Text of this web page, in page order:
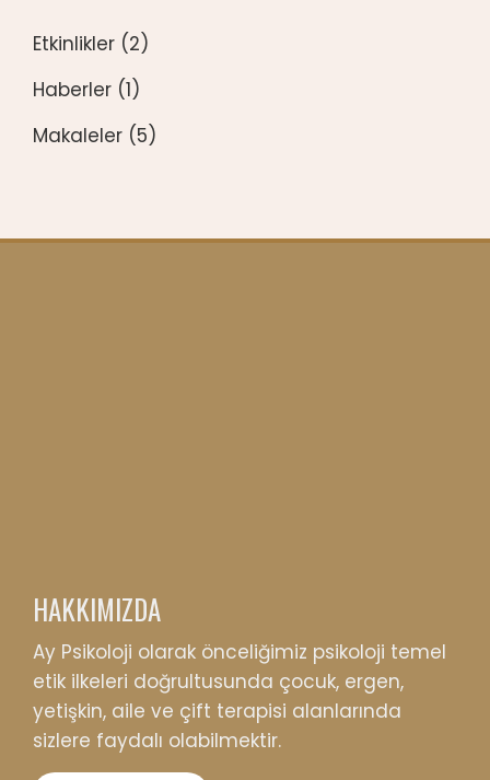
Etkinlikler (2)
Haberler (1)
Makaleler (5)
HAKKIMIZDA
Ay Psikoloji olarak önceliğimiz psikoloji temel
etik ilkeleri doğrultusunda çocuk, ergen,
yetişkin, aile ve çift terapisi alanlarında
sizlere faydalı olabilmektir.